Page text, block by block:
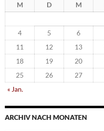
M D M
4
5 6
11
12 13
18
19 20
25
26 27
« Jan.
ARCHIV NACH MONATEN